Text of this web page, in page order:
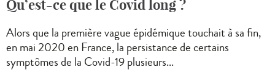
Qu’est-ce que le Covid long ?
Alors que la première vague épidémique touchait à sa fin,
en mai 2020 en France, la persistance de certains
symptômes de la Covid-19 plusieurs...